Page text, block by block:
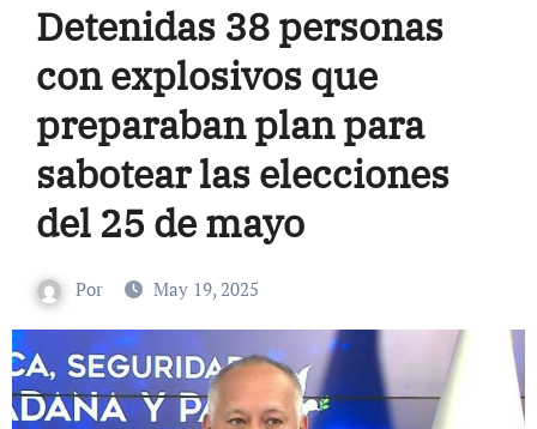
Detenidas 38 personas
con explosivos que
preparaban plan para
sabotear las elecciones
del 25 de mayo
Por May 19, 2025